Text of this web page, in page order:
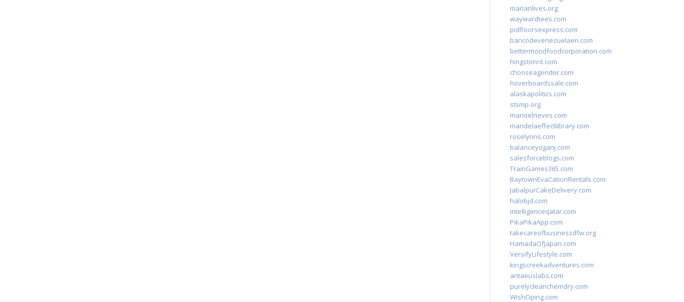
marianlives.org
waywardtees.com
pidfloorsexpress.com
bancodevenezuelaen.com
bettermoodfoodcorporation.com
hingstonnt.com
chooseagender.com
hoverboardssale.com
alaskapolitics.com
stsmp.org
manoelneves.com
mandelaeffectlibrary.com
roselynns.com
balanceyoganj.com
salesforceblogs.com
TrainGames365.com
BaytownEvaCationRentals.com
JabalpurCakeDelivery.com
halobjd.com
intelligenceqatar.com
PikaPikaApp.com
takecareofbusinessdfw.org
HamadaOfJapan.com
VersifyLifestyle.com
kingscreekadventures.com
antaeuslabs.com
purelycleanchemdry.com
WishOping.com